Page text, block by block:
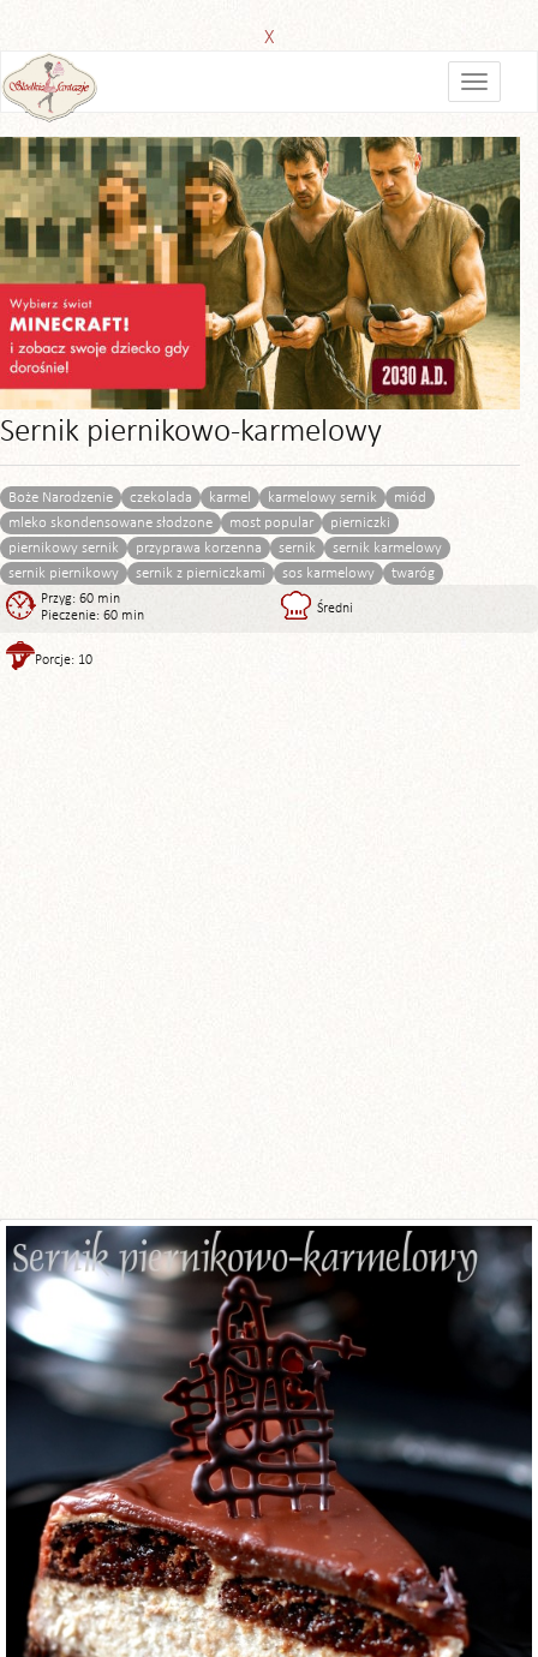
X
Sernik piernikowo-karmelowy
Boże Narodzenie czekolada karmel karmelowy sernik
miód
mleko skondensowane słodzone
most popular
pierniczki
piernikowy sernik
przyprawa korzenna sernik
sernik karmelowy
sernik piernikowy
sernik z pierniczkami sos karmelowy twaróg
Przyg: 60 min
Pieczenie: 60 min
Średni
Porcje: 10